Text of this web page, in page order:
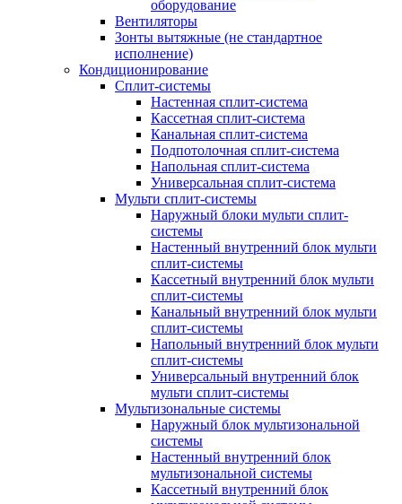
оборудование
Вентиляторы
Зонты вытяжные (не стандартное
исполнение)
Кондиционирование
Сплит-системы
Настенная сплит-система
Кассетная сплит-система
Канальная сплит-система
Подпотолочная сплит-система
Напольная сплит-система
Универсальная сплит-система
Мульти сплит-системы
Наружный блоки мульти сплит-
системы
Настенный внутренний блок мульти
сплит-системы
Кассетный внутренний блок мульти
сплит-системы
Канальный внутренний блок мульти
сплит-системы
Напольный внутренний блок мульти
сплит-системы
Универсальный внутренний блок
мульти сплит-системы
Мультизональные системы
Наружный блок мультизональной
системы
Настенный внутренний блок
мультизональной системы
Кассетный внутренний блок